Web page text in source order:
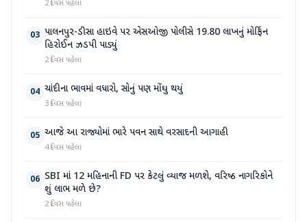
2 દિવસ પહેલા
03 પાલનપુર-ડીસા હાઇવે પર એસઓજી પોલીસે 19.80 લાખનું મોર્ફિન
હિરોઈન ઝડપી પાડ્યું
2 દિવસ પહેલા
04 ચાંદીના ભાવમાં વધારો, સોનું પણ મોંઘુ થયું
3 દિવસ પહેલા
05 આજે આ રાજ્યોમાં ભારે પવન સાથે વરસાદની આગાહી
4 દિવસ પહેલા
06 SBI માં 12 મહિનાની FD પર કેટલું વ્યાજ મળશે, વરિષ્ઠ નાગરિકોને
શું લાભ મળે છે?
2 દિવસ પહેલા